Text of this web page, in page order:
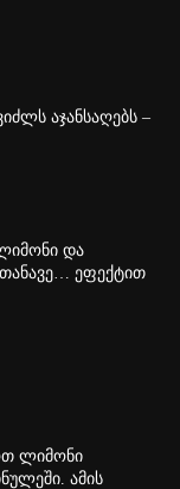
აჯანსაღებს –
და
ეფექტით
ლიმონი
ამის